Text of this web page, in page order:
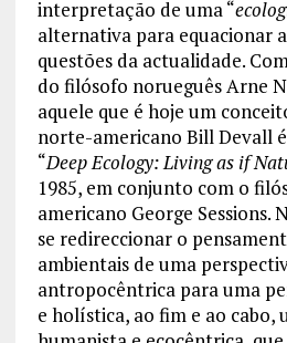
interpretação de uma “
alternativa para equacionar
questões da actualidade.
do filósofo norueguês Arne
aquele que é hoje um
norte-americano Bill Devall
“Deep Ecology: Living as if
1985, em conjunto com o
americano George Sessions.
se redireccionar o
ambientais de uma
antropocêntrica para uma
e holística, ao fim e ao cabo,